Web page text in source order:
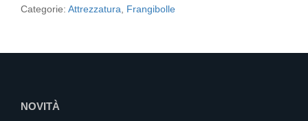
Categorie: Attrezzatura Frangibolle
NOVITÀ